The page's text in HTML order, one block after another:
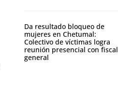
Da resultado bloqueo de
mujeres en Chetumal:
Colectivo de víctimas logra
reunión presencial con fiscal
general